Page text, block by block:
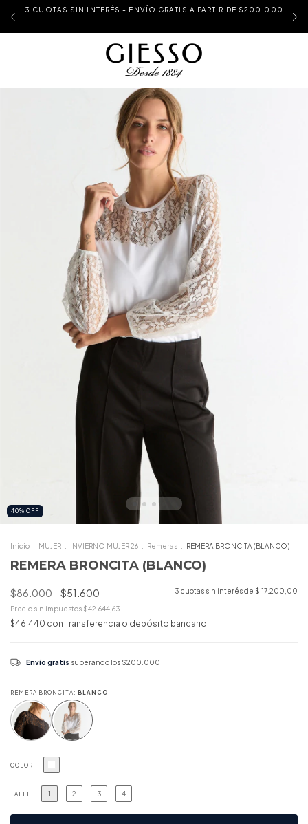
3 CUOTAS SIN INTERÉS - ENVÍO GRATIS A PARTIR DE $200.000
40% OFF
Inicio MUJER INVIERNO MUJER 26 Remeras REMERA BRONCITA (BLANCO)
REMERA BRONCITA (BLANCO)
$86.000 $51.600 3 cuotas sin interés de $ 17.200,00
Precio sin impuestos $42.644,63
$46.440 con Transferencia o depósito bancario
Envío gratis superando los $200.000
REMERA BRONCITA: BLANCO
COLOR
TALLE 1 2 3 4